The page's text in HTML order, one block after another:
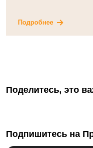
Подробнее
Поделитесь, это
Подпишитесь на